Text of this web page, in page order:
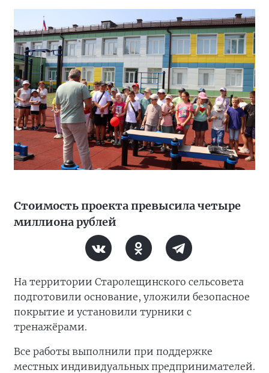
Стоимость проекта превысила четыре
миллиона рублей
На территории Старолещинского сельсовета
подготовили основание, уложили безопасное
покрытие и установили турники с
тренажёрами.
Все работы выполнили при поддержке
местных индивидуальных предпринимателей.